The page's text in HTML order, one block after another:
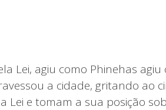
Lei, agiu como Phinehas
a cidade, gritando ao
Lei e tomam a sua posição